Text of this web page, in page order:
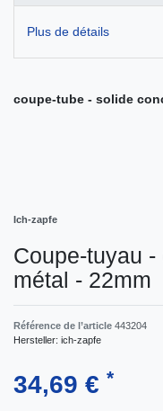
Plus de détails
coupe-tube - solide
Ich-zapfe
Coupe-tuyau
métal - 22mm
Référence de l’article 443204
Hersteller: ich-zapfe
34,69 € *